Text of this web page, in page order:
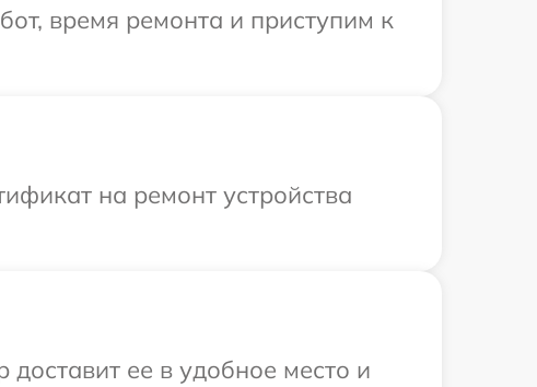
время ремонта и приступим к
на ремонт устройства
ее в удобное место и